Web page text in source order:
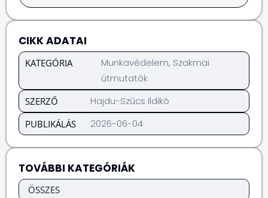
CIKK ADATAI
KATEGÓRIA Munkavédelem, Szakmai
útmutatók
SZERZŐ Hajdu-Szűcs Ildikó
PUBLIKÁLÁS 2026-06-04
TOVÁBBI KATEGÓRIÁK
ÖSSZES